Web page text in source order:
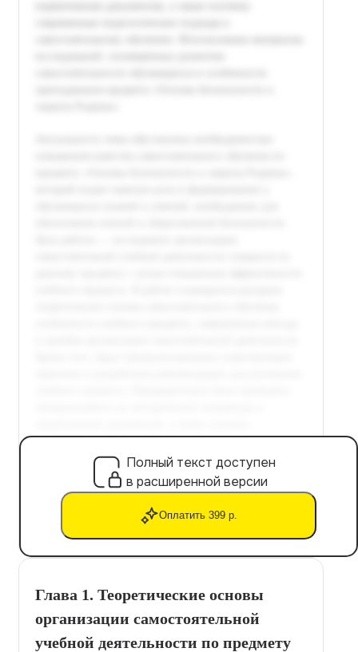
Полный текст доступен
в расширенной версии
Оплатить 399 р.
Глава 1. Теоретические основы
организации самостоятельной
учебной деятельности по предмету